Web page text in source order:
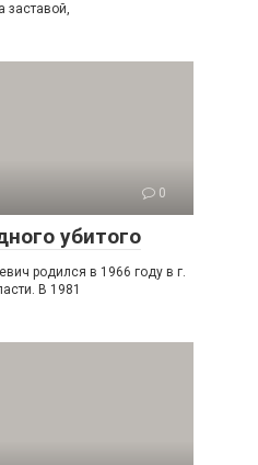
заставой,
0
убитого
родился в 1966 году в г.
В 1981